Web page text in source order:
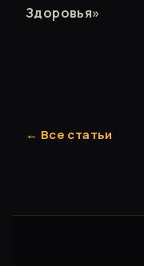
Здоровья»
← Все статьи